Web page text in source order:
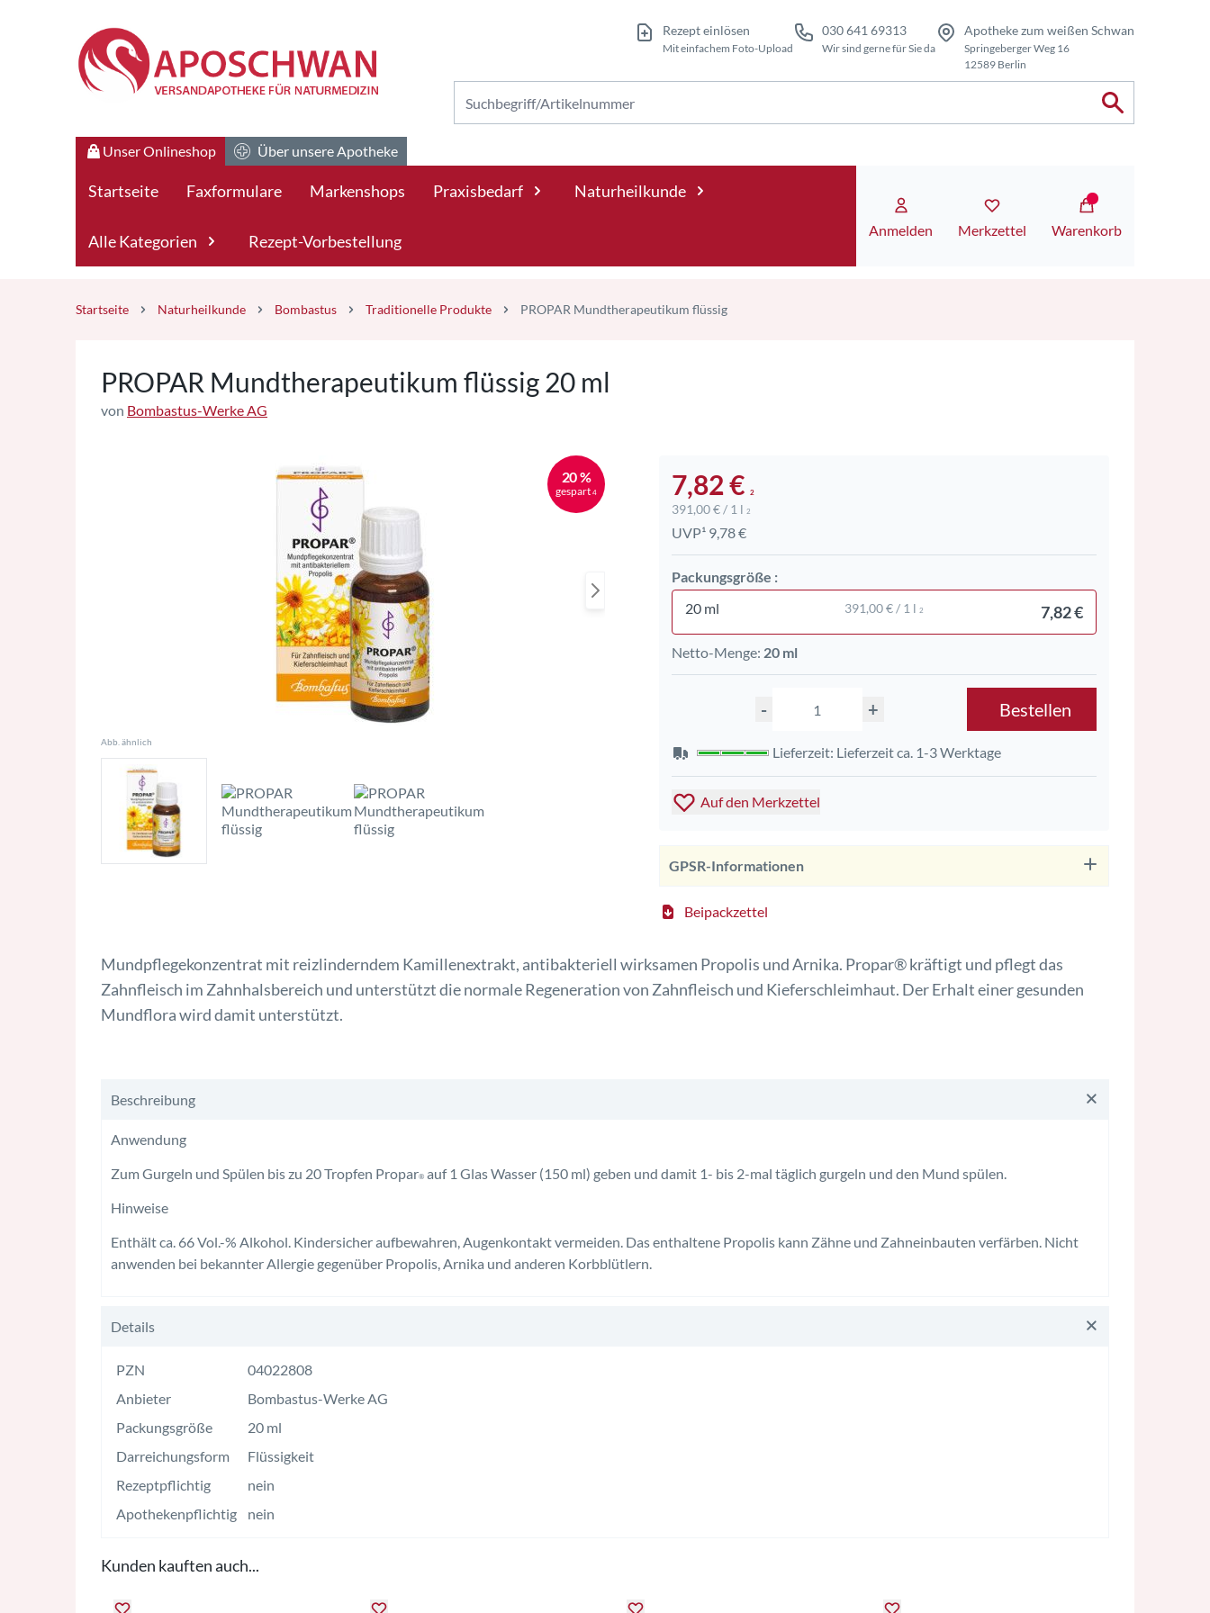
Rezept einlösen
Mit einfachem Foto-Upload
030 641 69313
Wir sind gerne für Sie da
Apotheke zum weißen Schwan
Springeberger Weg 16
12589 Berlin
Unser Onlineshop Über unsere Apotheke
Startseite Faxformulare Markenshops Praxisbedarf Naturheilkunde
Alle Kategorien Rezept-Vorbestellung
Anmelden Merkzettel Warenkorb
Startseite Naturheilkunde Bombastus Traditionelle Produkte PROPAR Mundtherapeutikum flüssig
PROPAR Mundtherapeutikum flüssig 20 ml
von Bombastus-Werke AG
20 %
gespart 4
Abb. ähnlich
7,82 € 2
391,00 € / 1 l 2
UVP¹ 9,78 €
Packungsgröße :
20 ml
391,00 € / 1 l 2 7,82 €
Netto-Menge: 20 ml
- + Bestellen
Lieferzeit: Lieferzeit ca. 1-3 Werktage
Auf den Merkzettel
GPSR-Informationen
Beipackzettel
Mundpflegekonzentrat mit reizlinderndem Kamillenextrakt, antibakteriell wirksamen Propolis und Arnika. Propar® kräftigt und pflegt das
Zahnfleisch im Zahnhalsbereich und unterstützt die normale Regeneration von Zahnfleisch und Kieferschleimhaut. Der Erhalt einer gesunden
Mundflora wird damit unterstützt.
Beschreibung
Anwendung
Zum Gurgeln und Spülen bis zu 20 Tropfen Propar® auf 1 Glas Wasser (150 ml) geben und damit 1- bis 2-mal täglich gurgeln und den Mund spülen.
Hinweise
Enthält ca. 66 Vol.-% Alkohol. Kindersicher aufbewahren, Augenkontakt vermeiden. Das enthaltene Propolis kann Zähne und Zahneinbauten verfärben. Nicht
anwenden bei bekannter Allergie gegenüber Propolis, Arnika und anderen Korbblütlern.
Details
PZN
04022808
Anbieter
Bombastus-Werke AG
Packungsgröße
20 ml
Darreichungsform
Flüssigkeit
Rezeptpflichtig
nein
Apothekenpflichtig
nein
Kunden kauften auch...